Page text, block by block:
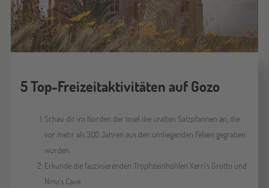
5 Top-Freizeitaktivitäten auf Gozo
Schau dir im Norden der Insel die uralten Salzpfannen an, die
vor mehr als 300 Jahren aus den umliegenden Felsen gegraben
wurden.
Erkunde die faszinierenden Tropfsteinhöhlen Xerri’s Grotto und
Ninu’s Cave.